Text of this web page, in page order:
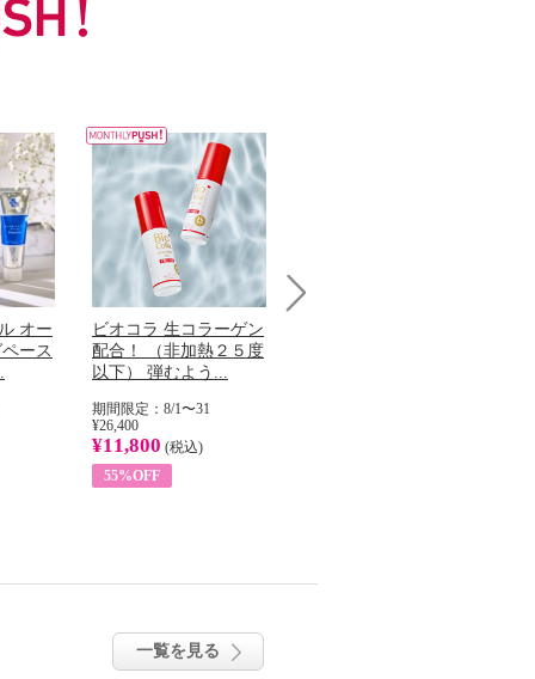
オー
ース
ビオコラ 生コラーゲン
配合！ （非加熱２５度
以下） 弾むよう...
期間限定：8/1〜31
¥26,400
¥11,800 (税込)
55%OFF
一覧を見る